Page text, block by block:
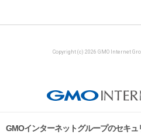
Copyright (c) 2026 GMO Internet
GMOインターネットグループのセキ